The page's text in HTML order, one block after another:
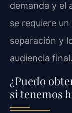
demanda y el
se requiere
separación y
audiencia final.
¿Puedo
si tenemos